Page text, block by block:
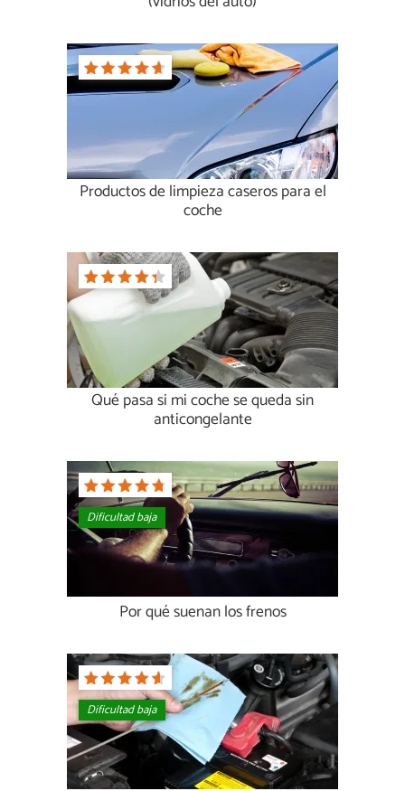
Productos de limpieza caseros para el
coche
Qué pasa si mi coche se queda sin
anticongelante
Dificultad baja
Por qué suenan los frenos
Dificultad baja